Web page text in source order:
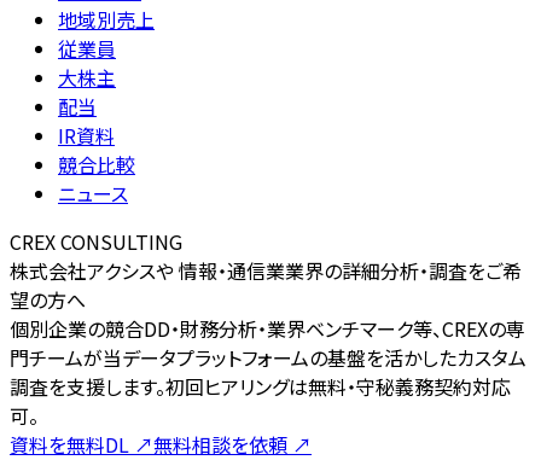
地域別売上
従業員
大株主
配当
IR資料
競合比較
ニュース
CREX CONSULTING
株式会社アクシスや 情報・通信業業界の詳細分析・調査をご希
望の方へ
個別企業の競合DD・財務分析・業界ベンチマーク等、CREXの専
門チームが当データプラットフォームの基盤を活かしたカスタム
調査を支援します。初回ヒアリングは無料・守秘義務契約対応
可。
資料を無料DL ↗無料相談を依頼 ↗